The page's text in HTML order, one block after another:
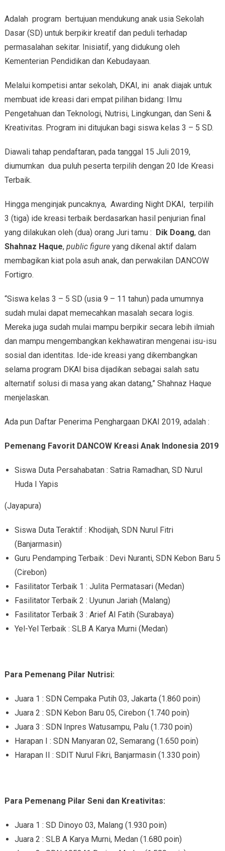
Adalah program bertujuan mendukung anak usia Sekolah
Dasar (SD) untuk berpikir kreatif dan peduli terhadap
permasalahan sekitar. Inisiatif, yang didukung oleh
Kementerian Pendidikan dan Kebudayaan.
Melalui kompetisi antar sekolah, DKAI, ini anak diajak untuk
membuat ide kreasi dari empat pilihan bidang: Ilmu
Pengetahuan dan Teknologi, Nutrisi, Lingkungan, dan Seni &
Kreativitas. Program ini ditujukan bagi siswa kelas 3 – 5 SD.
Diawali tahap pendaftaran, pada tanggal 15 Juli 2019,
diumumkan dua puluh peserta terpilih dengan 20 Ide Kreasi
Terbaik.
Hingga menginjak puncaknya, Awarding Night DKAI, terpilih
3 (tiga) ide kreasi terbaik berdasarkan hasil penjurian final
yang dilakukan oleh (dua) orang Juri tamu : Dik Doang, dan
Shahnaz Haque, public figureyang dikenal aktif dalam
membagikan kiat pola asuh anak, dan perwakilan DANCOW
Fortigro.
“Siswa kelas 3 – 5 SD (usia 9 – 11 tahun) pada umumnya
sudah mulai dapat memecahkan masalah secara logis.
Mereka juga sudah mulai mampu berpikir secara lebih ilmiah
dan mampu mengembangkan kekhawatiran mengenai isu-isu
sosial dan identitas. Ide-ide kreasi yang dikembangkan
selama program DKAI bisa dijadikan sebagai salah satu
alternatif solusi di masa yang akan datang,” Shahnaz Haque
menjelaskan.
Ada pun Daftar Penerima Penghargaan DKAI 2019, adalah :
Pemenang Favorit DANCOW Kreasi Anak Indonesia 2019
Siswa Duta Persahabatan : Satria Ramadhan, SD Nurul
Huda I Yapis
(Jayapura)
Siswa Duta Teraktif : Khodijah, SDN Nurul Fitri
(Banjarmasin)
Guru Pendamping Terbaik : Devi Nuranti, SDN Kebon Baru 5
(Cirebon)
Fasilitator Terbaik 1 : Julita Permatasari (Medan)
Fasilitator Terbaik 2 : Uyunun Jariah (Malang)
Fasilitator Terbaik 3 : Arief Al Fatih (Surabaya)
Yel-Yel Terbaik : SLB A Karya Murni (Medan)
Para Pemenang Pilar Nutrisi:
Juara 1 : SDN Cempaka Putih 03, Jakarta (1.860 poin)
Juara 2 : SDN Kebon Baru 05, Cirebon (1.740 poin)
Juara 3 : SDN Inpres Watusampu, Palu (1.730 poin)
Harapan I : SDN Manyaran 02, Semarang (1.650 poin)
Harapan II : SDIT Nurul Fikri, Banjarmasin (1.330 poin)
Para Pemenang Pilar Seni dan Kreativitas:
Juara 1 : SD Dinoyo 03, Malang (1.930 poin)
Juara 2 : SLB A Karya Murni, Medan (1.680 poin)